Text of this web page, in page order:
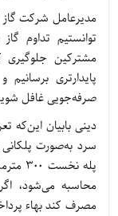
مدیرعامل شرکت گاز
توانستیم تداوم
مشترکین جلوگیری
پایدارتری
صرفه‌جویی غافل
دینی بابیان این‌که
سرد به‌صورت